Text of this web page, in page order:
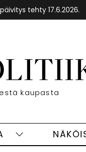
tehty 17.6.2026.
kaupasta
Vapaasti